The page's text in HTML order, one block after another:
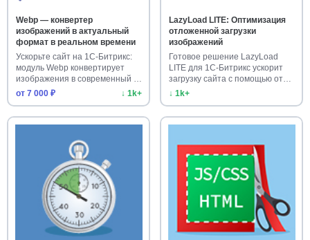
Webp — конвертер
изображений в актуальный
формат в реальном времени
Ускорьте сайт на 1С-Битрикс:
модуль Webp конвертирует
изображения в современный …
от 7 000 ₽
↓ 1k+
LazyLoad LITE: Оптимизация
отложенной загрузки
изображений
Готовое решение LazyLoad
LITE для 1С-Битрикс ускорит
загрузку сайта с помощью от…
↓ 1k+